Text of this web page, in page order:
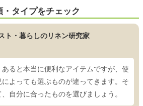
・タイプをチェック
ト・暮らしのリネン研究家
ると本当に便利なアイテムですが、使
よっても選ぶものが違ってきます。そ
自分に合ったものを選びましょう。